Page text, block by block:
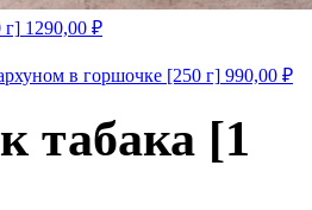
г] 1290,00 ₽
в горшочке [250 г] 990,00 ₽
табака [1